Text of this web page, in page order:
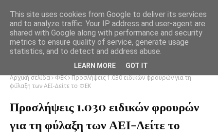
Αρχική σελίδα ΦΕΚ Προσλήψεις 1.030 ειδικών φρουρών για τη
φύλαξη των ΑΕΙ-Δείτε το ΦΕΚ
Προσλήψεις 1.030 ειδικών φρουρών
για τη φύλαξη των ΑΕΙ-Δείτε το
This site uses cookies from Google to deliver its services
and to analyze traffic. Your IP address and user-agent are
shared with Google along with performance and security
metrics to ensure quality of service, generate usage
statistics, and to detect and address abuse.
LEARN MORE GOT IT